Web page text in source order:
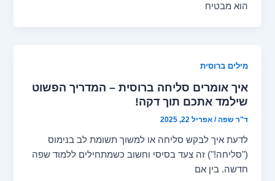
הוא מבטיח
מילים ברוסית
איך אומרים סליחה ברוסית – המדריך הפשוט
שילמד אתכם תוך דקה!
ד"ר שפה/אפריל 22, 2025
לדעת איך לבקש סליחה או למשוך תשומת לב בנימוס
("סליחה!") זה צעד בסיסי וחשוב כשמתחילים ללמוד שפה
חדשה. בין אם